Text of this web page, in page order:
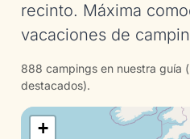
recinto. Máxima
vacaciones de
888 campings en nuestra guía
destacados).
+